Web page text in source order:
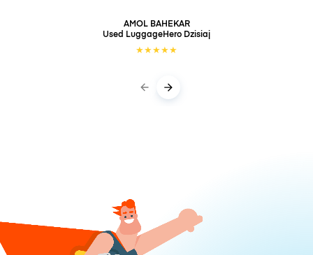
AMOL BAHEKAR
Used LuggageHero Dzisiaj
★★★★★